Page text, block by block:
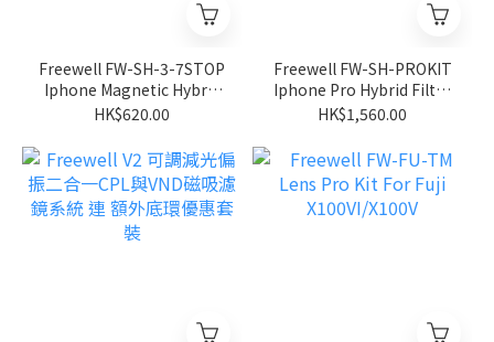
Freewell FW-SH-3-7STOP
Iphone Magnetic Hybrid
Vnd 3–7 Stop + Cpl Filter
HK$620.00
Freewell FW-SH-PROKIT
Iphone Pro Hybrid Filter
Kit
HK$1,560.00